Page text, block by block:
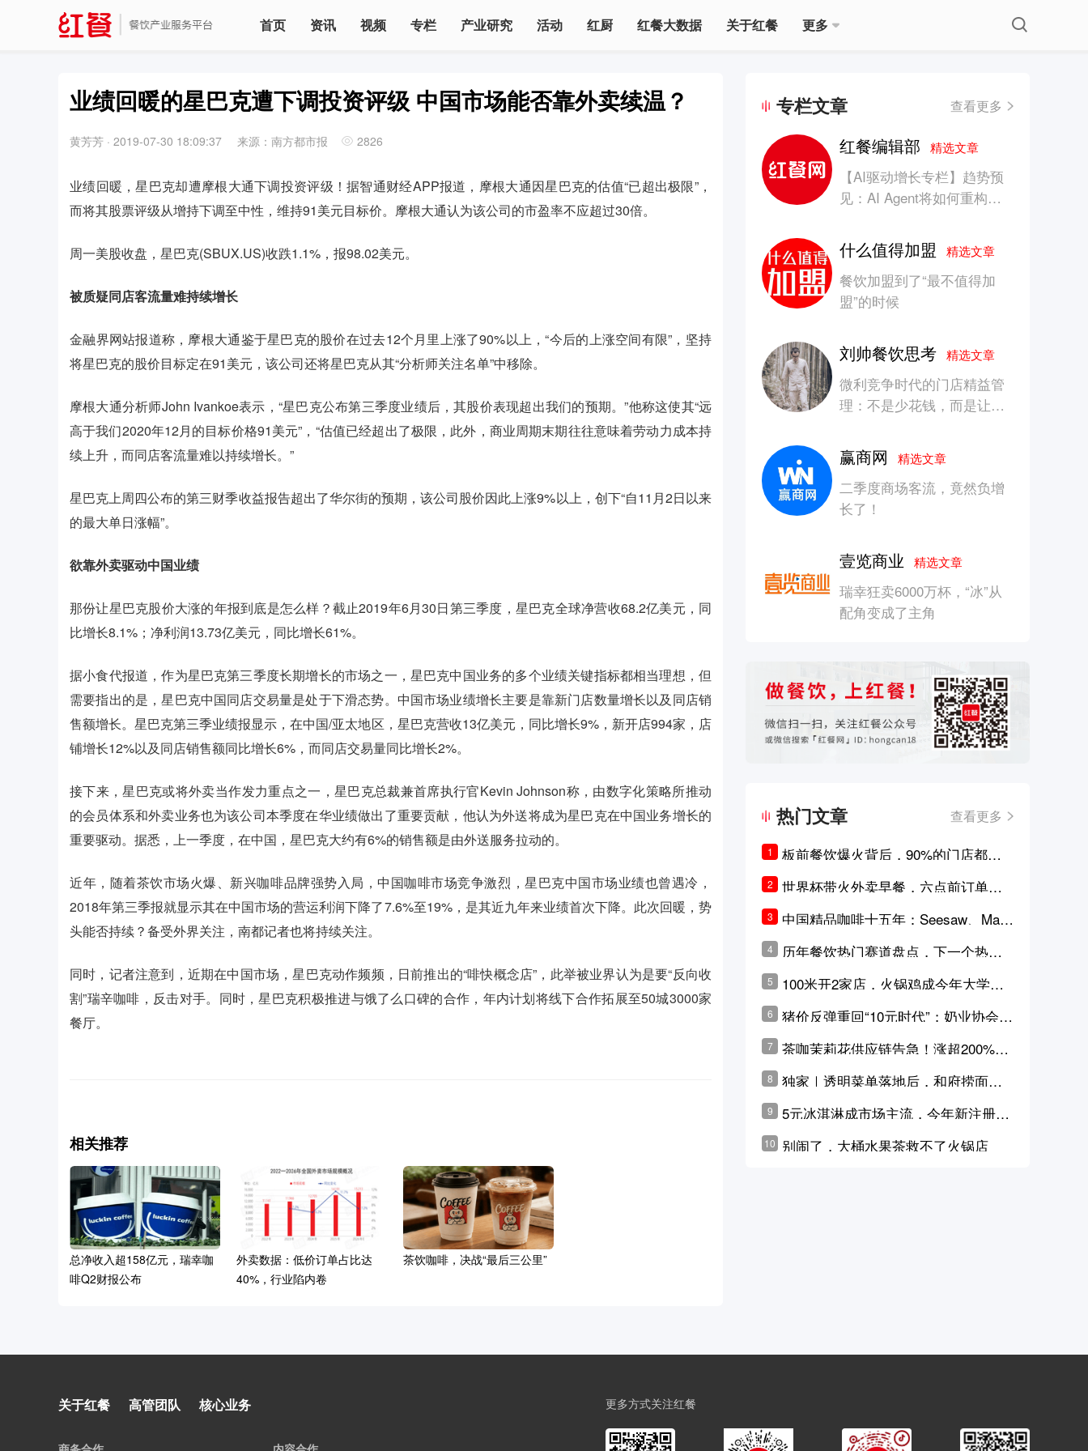
首页 资讯 视频 专栏 产业研究 活动 红厨 红餐大数据 关于红餐 更多
业绩回暖的星巴克遭下调投资评级 中国市场能否靠外卖续温？
黄芳芳 · 2019-07-30 18:09:37 来源：南方都市报 2826
业绩回暖，星巴克却遭摩根大通下调投资评级！据智通财经APP报道，摩根大通因星巴克的估值“已超出极限”，
而将其股票评级从增持下调至中性，维持91美元目标价。摩根大通认为该公司的市盈率不应超过30倍。
周一美股收盘，星巴克(SBUX.US)收跌1.1%，报98.02美元。
被质疑同店客流量难持续增长
金融界网站报道称，摩根大通鉴于星巴克的股价在过去12个月里上涨了90%以上，“今后的上涨空间有限”，坚持
将星巴克的股价目标定在91美元，该公司还将星巴克从其“分析师关注名单”中移除。
摩根大通分析师John Ivankoe表示，“星巴克公布第三季度业绩后，其股价表现超出我们的预期。”他称这使其“远
高于我们2020年12月的目标价格91美元”，“估值已经超出了极限，此外，商业周期末期往往意味着劳动力成本持
续上升，而同店客流量难以持续增长。”
星巴克上周四公布的第三财季收益报告超出了华尔街的预期，该公司股价因此上涨9%以上，创下“自11月2日以来
的最大单日涨幅”。
欲靠外卖驱动中国业绩
那份让星巴克股价大涨的年报到底是怎么样？截止2019年6月30日第三季度，星巴克全球净营收68.2亿美元，同
比增长8.1%；净利润13.73亿美元，同比增长61%。
据小食代报道，作为星巴克第三季度长期增长的市场之一，星巴克中国业务的多个业绩关键指标都相当理想，但
需要指出的是，星巴克中国同店交易量是处于下滑态势。中国市场业绩增长主要是靠新门店数量增长以及同店销
售额增长。星巴克第三季业绩报显示，在中国/亚太地区，星巴克营收13亿美元，同比增长9%，新开店994家，店
铺增长12%以及同店销售额同比增长6%，而同店交易量同比增长2%。
接下来，星巴克或将外卖当作发力重点之一，星巴克总裁兼首席执行官Kevin Johnson称，由数字化策略所推动
的会员体系和外卖业务也为该公司本季度在华业绩做出了重要贡献，他认为外送将成为星巴克在中国业务增长的
重要驱动。据悉，上一季度，在中国，星巴克大约有6%的销售额是由外送服务拉动的。
近年，随着茶饮市场火爆、新兴咖啡品牌强势入局，中国咖啡市场竞争激烈，星巴克中国市场业绩也曾遇冷，
2018年第三季报就显示其在中国市场的营运利润下降了7.6%至19%，是其近九年来业绩首次下降。此次回暖，势
头能否持续？备受外界关注，南都记者也将持续关注。
同时，记者注意到，近期在中国市场，星巴克动作频频，日前推出的“啡快概念店”，此举被业界认为是要“反向收
割”瑞辛咖啡，反击对手。同时，星巴克积极推进与饿了么口碑的合作，年内计划将线下合作拓展至50城3000家
餐厅。
相关推荐
总净收入超158亿元，瑞幸咖
啡Q2财报公布
外卖数据：低价订单占比达
40%，行业陷内卷
茶饮咖啡，决战“最后三公里”
一起出海找柠感！
专栏文章 查看更多
红餐编辑部精选文章
【AI驱动增长专栏】趋势预
见：AI Agent将如何重构消
什么值得加盟精选文章
餐饮加盟到了“最不值得加
盟”的时候
刘帅餐饮思考精选文章
微利竞争时代的门店精益管
理：不是少花钱，而是让每
赢商网精选文章
二季度商场客流，竟然负增
长了！
壹览商业精选文章
瑞幸狂卖6000万杯，“冰”从
配角变成了主角
热门文章 查看更多
1
板前餐饮爆火背后，90%的门店都只
是徒有其表的刻意作秀？
2
世界杯带火外卖早餐，六点前订单大
3
中国精品咖啡十五年：Seesaw、Man
ner、M Stand为何结出了不同的果
实？
4
历年餐饮热门赛道盘点，下一个热门
5
100米开2家店，火锅鸡成今年大学城
6
猪价反弹重回“10元时代”；奶业协会称
原奶价格现回暖迹象
7
茶咖茉莉花供应链告急！涨超200%，
横州花价冲破50元一斤
8
独家｜透明菜单落地后，和府捞面李
学林公布未来10年计划
9
5元冰淇淋成市场主流，今年新注册相
10 别闹了，大桶水果茶救不了火锅店
关于红餐 高管团队 核心业务 更多方式关注红餐